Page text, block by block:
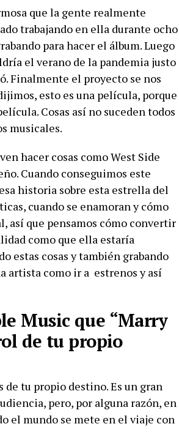
que la gente realmente
trabajando en ella durante ocho
para hacer el álbum. Luego
el verano de la pandemia justo
Finalmente el proyecto se nos
esto es una película, porque
Cosas así no suceden todos
musicales.
hacer cosas como West Side
Cuando conseguimos este
historia sobre esta estrella del
cuando se enamoran y cómo
así que pensamos cómo convertir
como que ella estaría
estas cosas y también grabando
artista como ir a estrenos y así
Music que “Marry
de tu propio
de tu propio destino. Es un gran
pero, por alguna razón, en
el mundo se mete en el viaje con